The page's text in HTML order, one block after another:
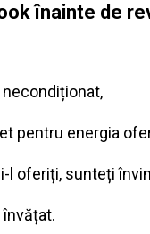
înainte de
pentru energia
l oferiți, sunteți
învățat.